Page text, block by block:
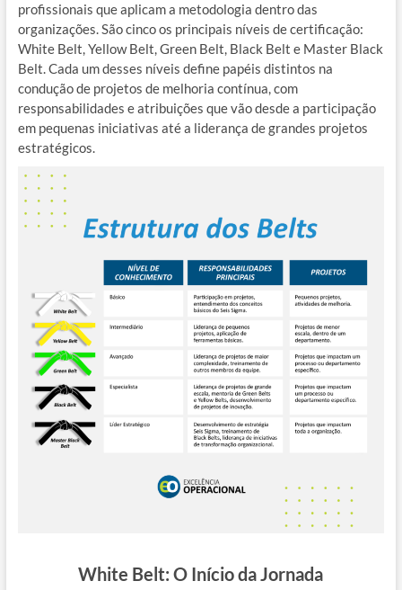
profissionais que aplicam a metodologia dentro das
organizações. São cinco os principais níveis de certificação:
White Belt, Yellow Belt, Green Belt, Black Belt e Master Black
Belt. Cada um desses níveis define papéis distintos na
condução de projetos de melhoria contínua, com
responsabilidades e atribuições que vão desde a participação
em pequenas iniciativas até a liderança de grandes projetos
estratégicos.
White Belt: O Início da Jornada